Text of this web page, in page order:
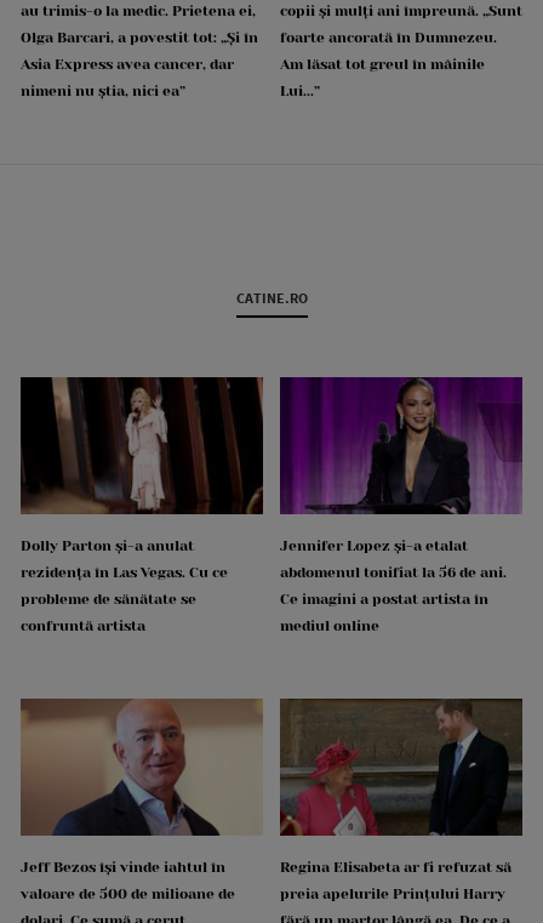
au trimis-o la medic. Prietena ei,
Olga Barcari, a povestit tot: „Și în
Asia Express avea cancer, dar
nimeni nu știa, nici ea”
copii și mulți ani împreună. „Sunt
foarte ancorată în Dumnezeu.
Am lăsat tot greul în mâinile
Lui...”
CATINE.RO
Dolly Parton și-a anulat
rezidența în Las Vegas. Cu ce
probleme de sănătate se
confruntă artista
Jennifer Lopez și-a etalat
abdomenul tonifiat la 56 de ani.
Ce imagini a postat artista în
mediul online
Jeff Bezos își vinde iahtul în
valoare de 500 de milioane de
Regina Elisabeta ar fi refuzat să
preia apelurile Prințului Harry